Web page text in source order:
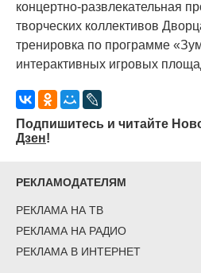
концертно-развлекательная
творческих коллективов
тренировка по программе «
интерактивных игровых
Подпишитесь и читайте
Дзен!
РЕКЛАМОДАТЕЛЯМ
РЕКЛАМА НА ТВ
РЕКЛАМА НА РАДИО
РЕКЛАМА В ИНТЕРНЕТ